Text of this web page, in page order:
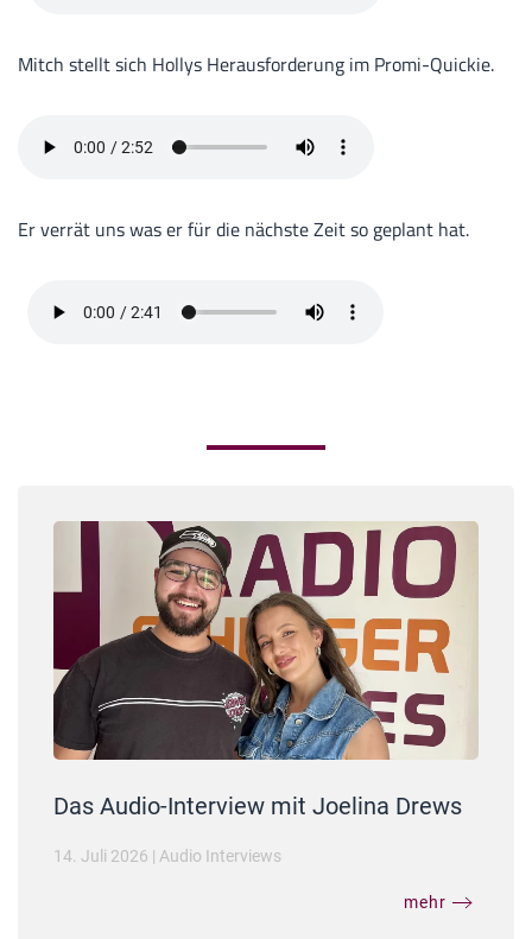
Mitch stellt sich Hollys Herausforderung im Promi-Quickie.
Er verrät uns was er für die nächste Zeit so geplant hat.
Das Audio-Interview mit Joelina Drews
14. Juli 2026 | Audio Interviews
mehr